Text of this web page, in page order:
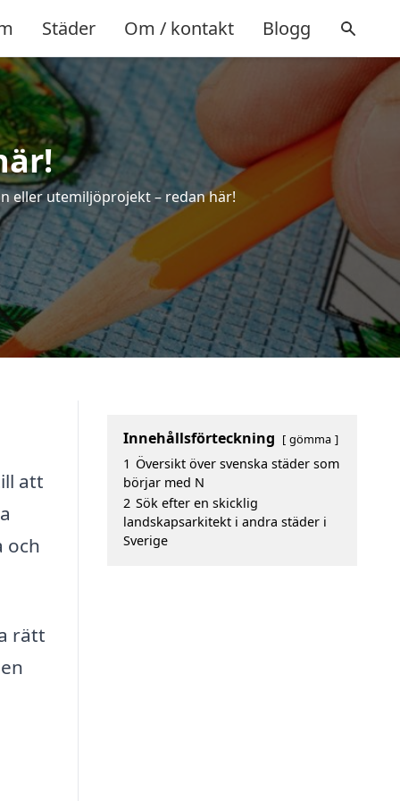
Städer Om / kontakt Blogg
eller utemiljöprojekt – redan här!
att
och
rätt
Innehållsförteckning gömma
1 Översikt över svenska städer som
börjar med N
2 Sök efter en skicklig
landskapsarkitekt i andra städer i
Sverige